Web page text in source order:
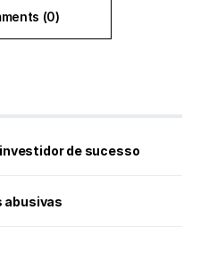
(0)
de sucesso
abusivas